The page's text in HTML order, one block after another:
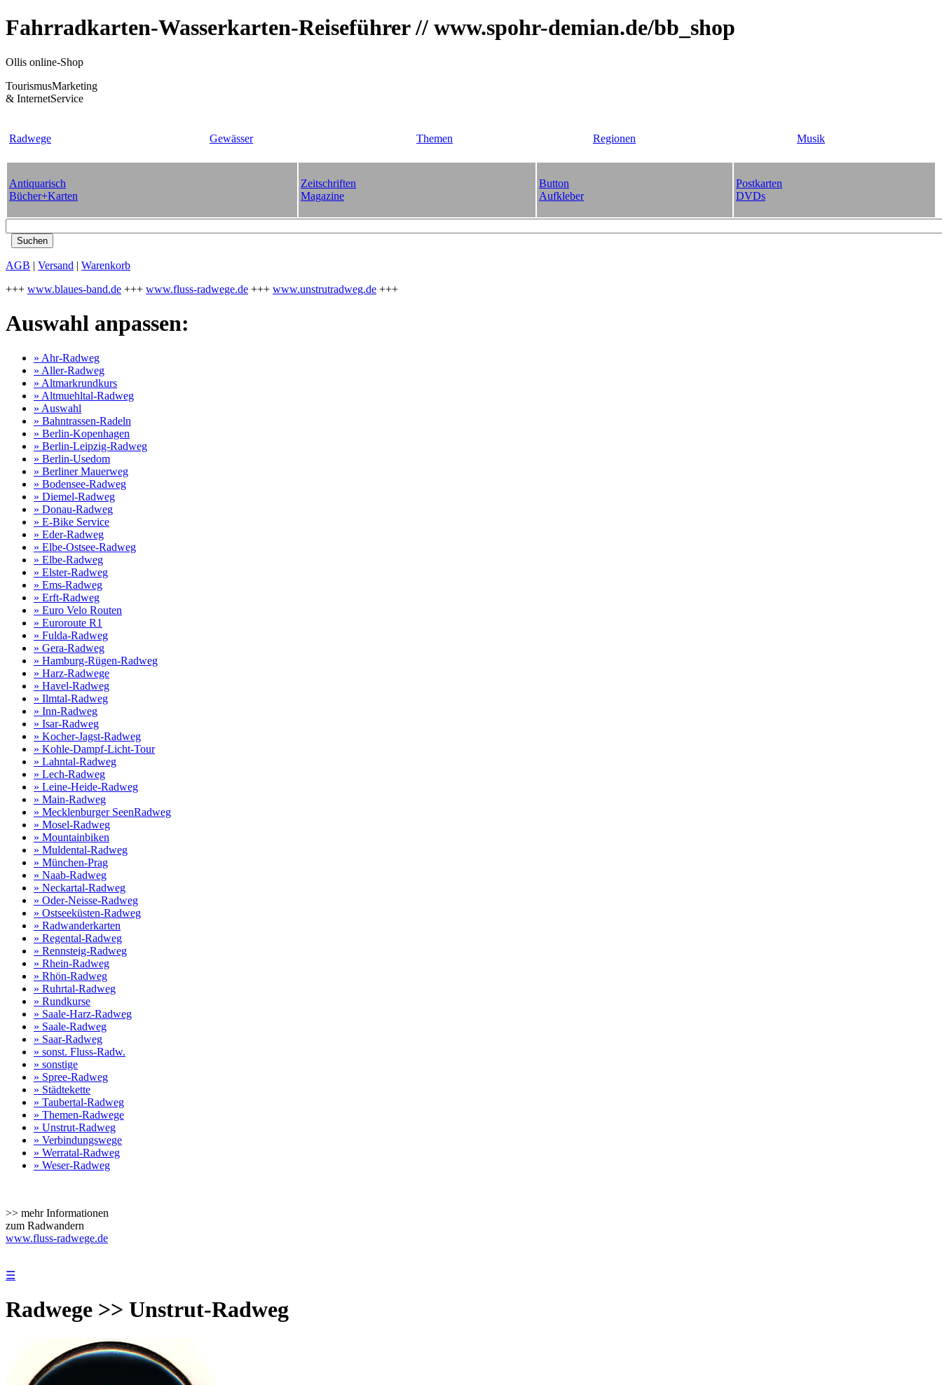
Fahrradkarten-Wasserkarten-Reiseführer // www.spohr-demian.de/bb_shop
Ollis online-Shop
TourismusMarketing
& InternetService
Radwege Gewässer Themen Regionen Musik
Antiquarisch
Bücher+Karten
Zeitschriften
Magazine
Button
Aufkleber
Postkarten
DVDs
AGB | Versand | Warenkorb
+++ www.blaues-band.de +++ www.fluss-radwege.de +++ www.unstrutradweg.de +++
Auswahl anpassen:
» Ahr-Radweg
» Aller-Radweg
» Altmarkrundkurs
» Altmuehltal-Radweg
» Auswahl
» Bahntrassen-Radeln
» Berlin-Kopenhagen
» Berlin-Leipzig-Radweg
» Berlin-Usedom
» Berliner Mauerweg
» Bodensee-Radweg
» Diemel-Radweg
» Donau-Radweg
» E-Bike Service
» Eder-Radweg
» Elbe-Ostsee-Radweg
» Elbe-Radweg
» Elster-Radweg
» Ems-Radweg
» Erft-Radweg
» Euro Velo Routen
» Euroroute R1
» Fulda-Radweg
» Gera-Radweg
» Hamburg-Rügen-Radweg
» Harz-Radwege
» Havel-Radweg
» Ilmtal-Radweg
» Inn-Radweg
» Isar-Radweg
» Kocher-Jagst-Radweg
» Kohle-Dampf-Licht-Tour
» Lahntal-Radweg
» Lech-Radweg
» Leine-Heide-Radweg
» Main-Radweg
» Mecklenburger SeenRadweg
» Mosel-Radweg
» Mountainbiken
» Muldental-Radweg
» München-Prag
» Naab-Radweg
» Neckartal-Radweg
» Oder-Neisse-Radweg
» Ostseeküsten-Radweg
» Radwanderkarten
» Regental-Radweg
» Rennsteig-Radweg
» Rhein-Radweg
» Rhön-Radweg
» Ruhrtal-Radweg
» Rundkurse
» Saale-Harz-Radweg
» Saale-Radweg
» Saar-Radweg
» sonst. Fluss-Radw.
» sonstige
» Spree-Radweg
» Städtekette
» Taubertal-Radweg
» Themen-Radwege
» Unstrut-Radweg
» Verbindungswege
» Werratal-Radweg
» Weser-Radweg
>> mehr Informationen
zum Radwandern
www.fluss-radwege.de
☰
Radwege >> Unstrut-Radweg